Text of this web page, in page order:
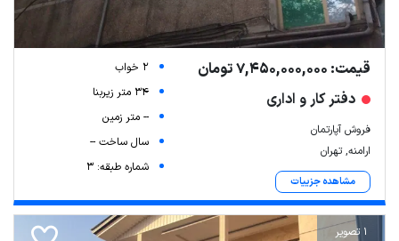
قیمت: 7,450,000,000 تومان
دفتر کار و اداری
فروش آپارتمان
ارامنه, تهران
مشاهده جزییات
2 خواب
34 متر زیربنا
-- متر زمین
سال ساخت --
شماره طبقه: 3
1 تصویر